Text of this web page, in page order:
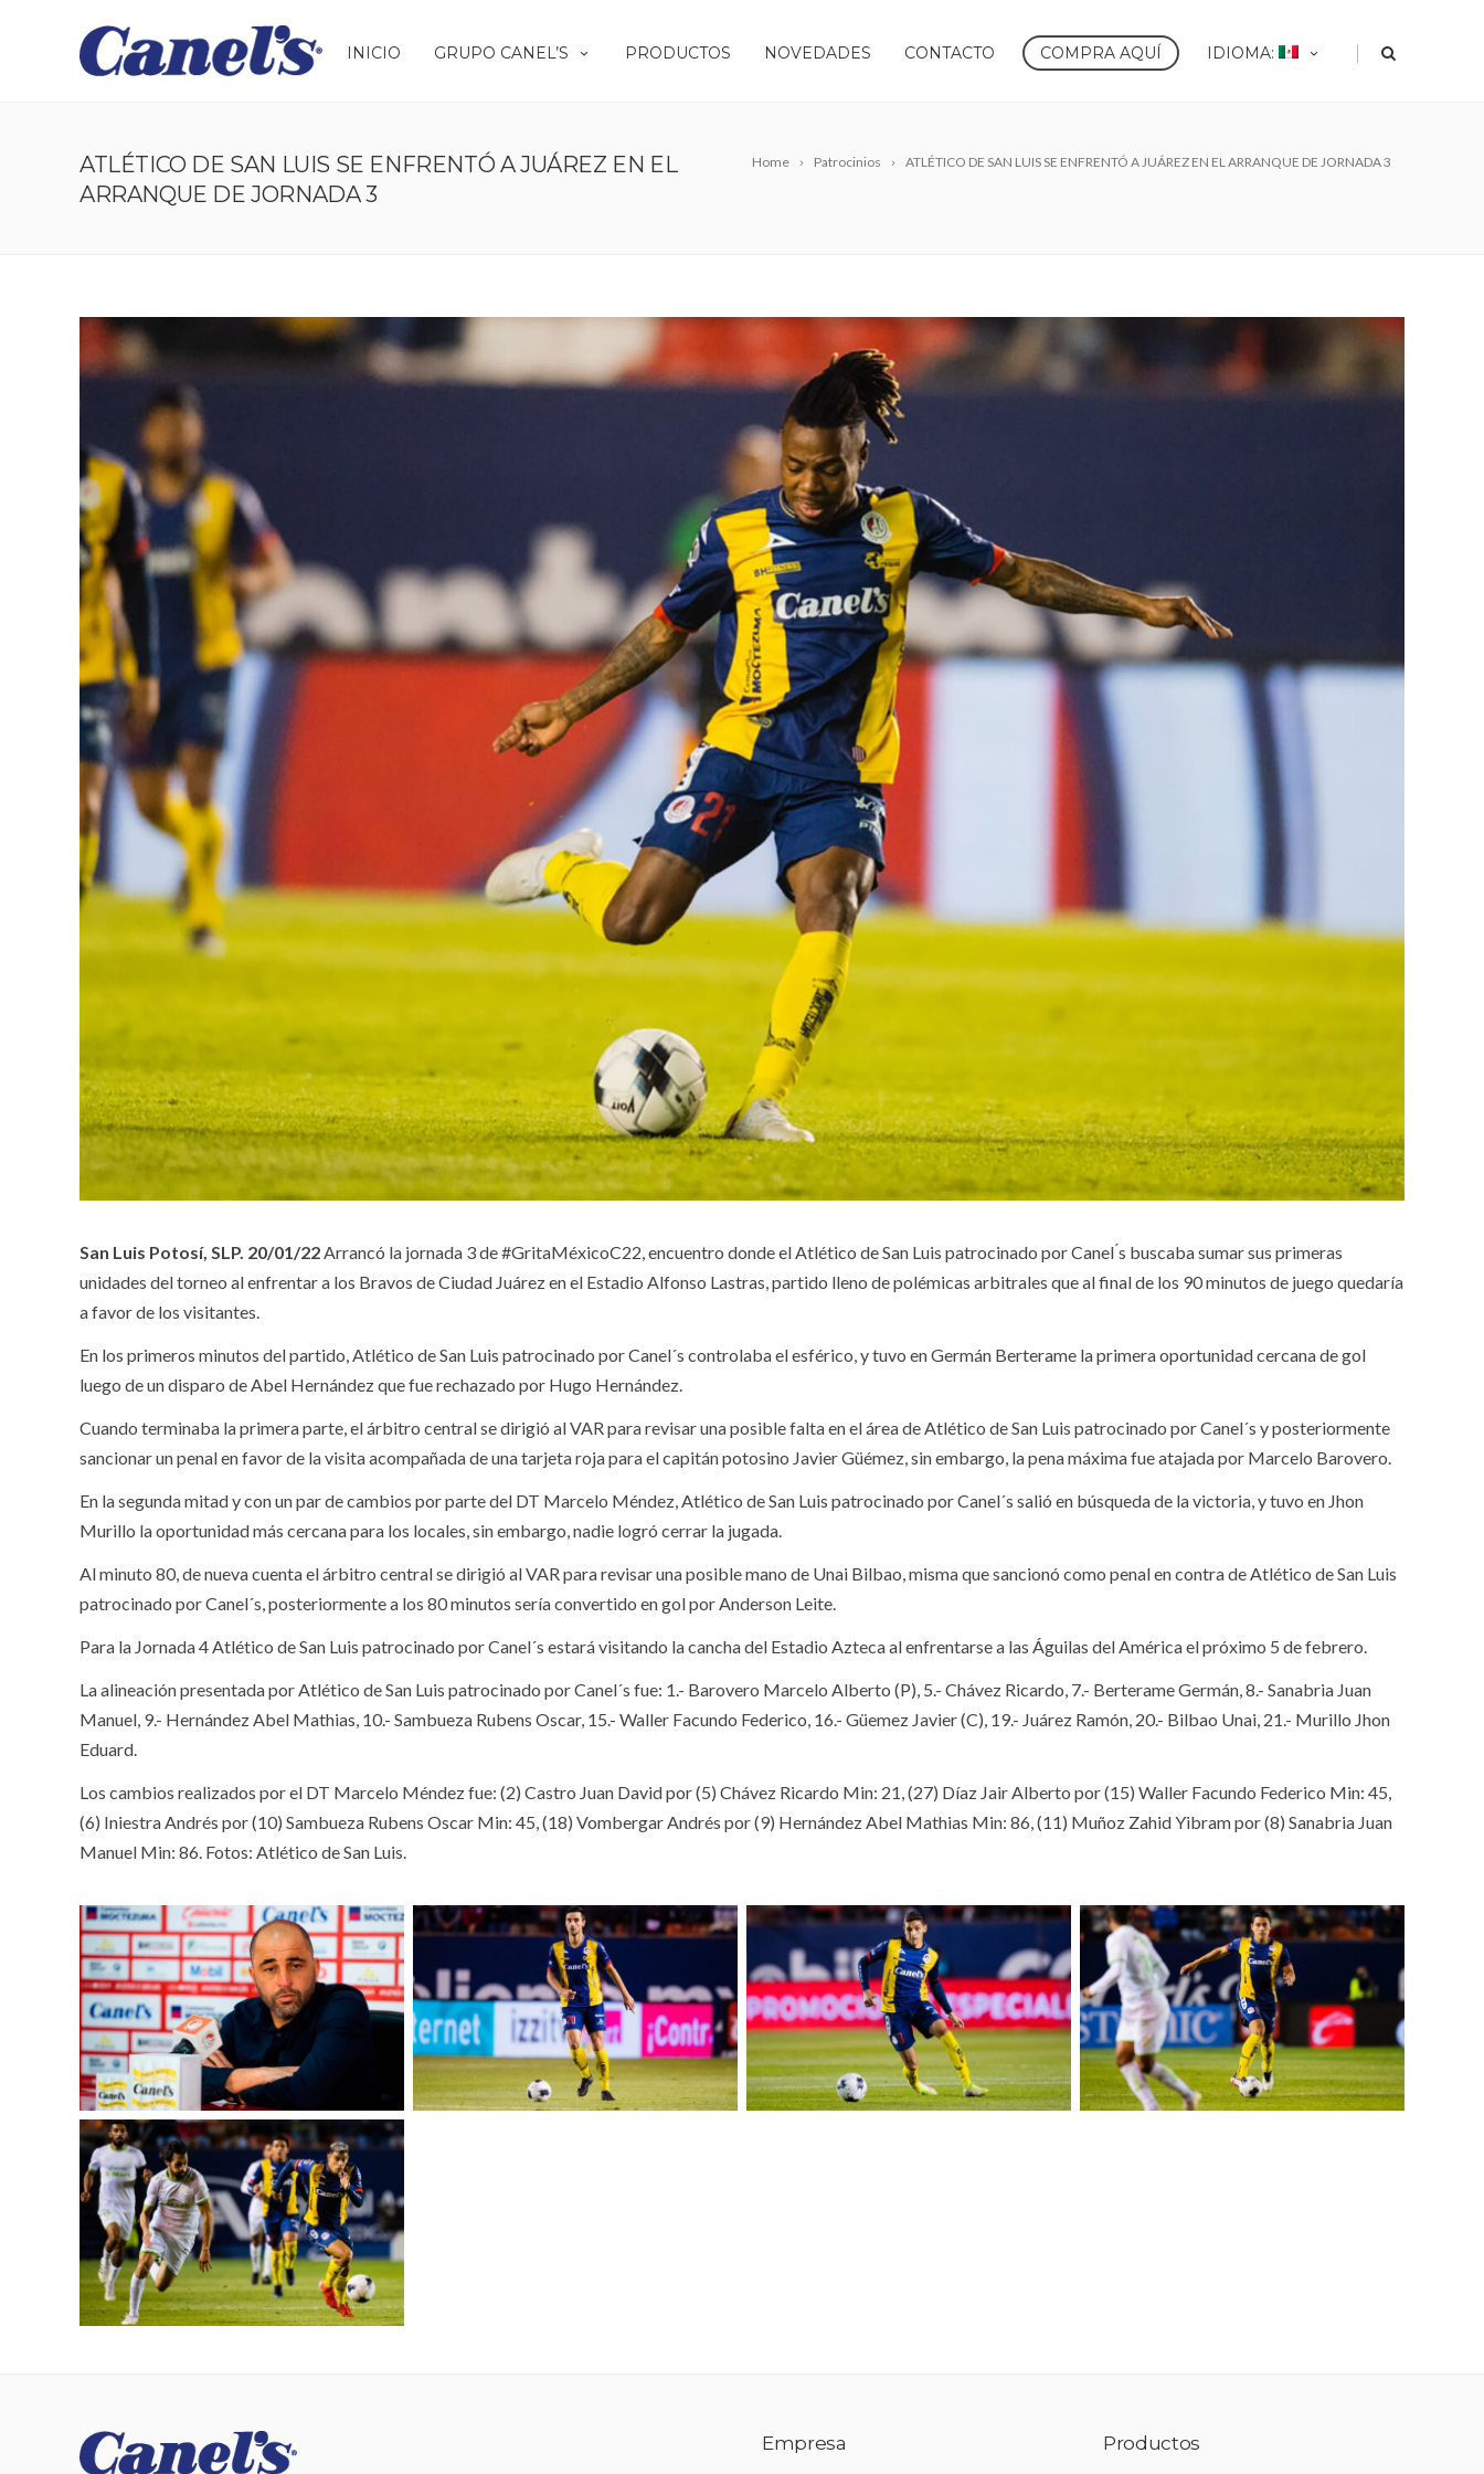
INICIO GRUPO CANEL’S PRODUCTOS NOVEDADES CONTACTO COMPRA AQUÍ IDIOMA: |
Home Patrocinios ATLÉTICO DE SAN LUIS SE ENFRENTÓ A JUÁREZ EN EL ARRANQUE DE JORNADA 3
ATLÉTICO DE SAN LUIS SE ENFRENTÓ A JUÁREZ EN EL
ARRANQUE DE JORNADA 3
San Luis Potosí, SLP. 20/01/22Arrancó la jornada 3 de #GritaMéxicoC22, encuentro donde el Atlético de San Luis patrocinado por Canel ́s buscaba sumar sus primeras
unidades del torneo al enfrentar a los Bravos de Ciudad Juárez en el Estadio Alfonso Lastras, partido lleno de polémicas arbitrales que al final de los 90 minutos de juego quedaría
a favor de los visitantes.
En los primeros minutos del partido, Atlético de San Luis patrocinado por Canel´s controlaba el esférico, y tuvo en Germán Berterame la primera oportunidad cercana de gol
luego de un disparo de Abel Hernández que fue rechazado por Hugo Hernández.
Cuando terminaba la primera parte, el árbitro central se dirigió al VAR para revisar una posible falta en el área de Atlético de San Luis patrocinado por Canel´s y posteriormente
sancionar un penal en favor de la visita acompañada de una tarjeta roja para el capitán potosino Javier Güémez, sin embargo, la pena máxima fue atajada por Marcelo Barovero.
En la segunda mitad y con un par de cambios por parte del DT Marcelo Méndez, Atlético de San Luis patrocinado por Canel´s salió en búsqueda de la victoria, y tuvo en Jhon
Murillo la oportunidad más cercana para los locales, sin embargo, nadie logró cerrar la jugada.
Al minuto 80, de nueva cuenta el árbitro central se dirigió al VAR para revisar una posible mano de Unai Bilbao, misma que sancionó como penal en contra de Atlético de San Luis
patrocinado por Canel´s, posteriormente a los 80 minutos sería convertido en gol por Anderson Leite.
Para la Jornada 4 Atlético de San Luis patrocinado por Canel´s estará visitando la cancha del Estadio Azteca al enfrentarse a las Águilas del América el próximo 5 de febrero.
La alineación presentada por Atlético de San Luis patrocinado por Canel´s fue: 1.- Barovero Marcelo Alberto (P), 5.- Chávez Ricardo, 7.- Berterame Germán, 8.- Sanabria Juan
Manuel, 9.- Hernández Abel Mathias, 10.- Sambueza Rubens Oscar, 15.- Waller Facundo Federico, 16.- Güemez Javier (C), 19.- Juárez Ramón, 20.- Bilbao Unai, 21.- Murillo Jhon
Eduard.
Los cambios realizados por el DT Marcelo Méndez fue: (2) Castro Juan David por (5) Chávez Ricardo Min: 21, (27) Díaz Jair Alberto por (15) Waller Facundo Federico Min: 45,
(6) Iniestra Andrés por (10) Sambueza Rubens Oscar Min: 45, (18) Vombergar Andrés por (9) Hernández Abel Mathias Min: 86, (11) Muñoz Zahid Yibram por (8) Sanabria Juan
Manuel Min: 86. Fotos: Atlético de San Luis.
Empresa Productos